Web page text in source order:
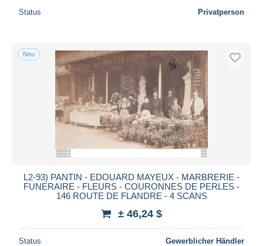
Status Privatperson
Neu
L2-93) PANTIN - EDOUARD MAYEUX - MARBRERIE -
FUNERAIRE - FLEURS - COURONNES DE PERLES -
146 ROUTE DE FLANDRE - 4 SCANS
± 46,24 $
Status Gewerblicher Händler